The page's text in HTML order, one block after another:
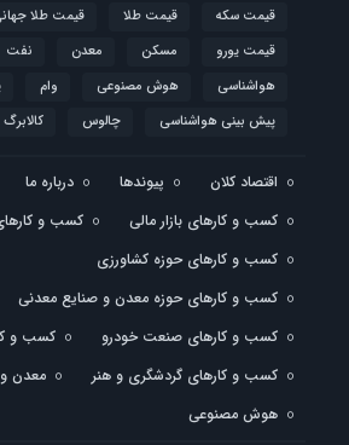
قیمت سکه
قیمت طلا قیمت طلا
قیمت یورو
مسکن معدن نفت
هواشناسی
هوش مصنوعی وام
پیش بینی هواشناسی
چالوس کالابرگ
اقتصاد کلان پیوندها درباره ما
کسب و کارهای بازار مالی
کسب و
کسب و کارهای حوزه کشاورزی
کسب و کارهای حوزه معدن و صنایع معدنی
کسب و کارهای صنعت خودرو
کسب و
کسب و کارهای گردشگری و هنر
معدن
هوش مصنوعی